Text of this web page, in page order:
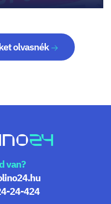
olvasnék
van?
24-424